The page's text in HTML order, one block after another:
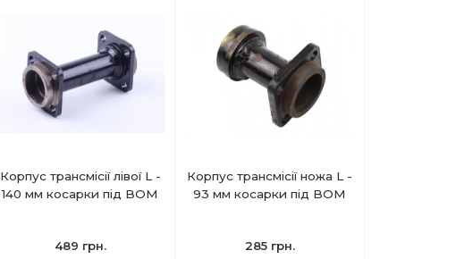
Корпус трансмісії лівої L -
140 мм косарки під ВОМ
489 грн.
Корпус трансмісії ножа L -
93 мм косарки під ВОМ
285 грн.